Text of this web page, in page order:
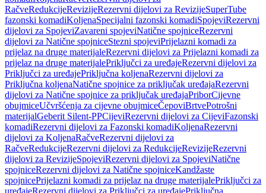
RačveRedukcijeRevizijeRezervni dijelovi za RevizijeSuperTube
fazonski komadiKoljenaSpecijalni fazonski komadiSpojeviRezervni
dijelovi za SpojeviZavareni spojeviNatične spojniceRezervni
dijelovi za Natične spojniceStezni spojeviPrijelazni komadi za
prijelaz na druge materijaleRezervni dijelovi za Prijelazni komadi za
prijelaz na druge materijalePriključci za uređajeRezervni dijelovi za
Priključci za uređajePriključna koljenaRezervni dijelovi za
Priključna koljenaNatične spojnice za priključak uređajaRezervni
dijelovi za Natične spojnice za priključak uređajaPriborCijevne
obujmiceUčvršćenja za cijevne obujmiceČepoviBrtvePotrošni
materijalGeberit Silent-PPCijeviRezervni dijelovi za CijeviFazonski
komadiRezervni dijelovi za Fazonski komadiKoljenaRezervni
dijelovi za KoljenaRačveRezervni dijelovi za
RačveRedukcijeRezervni dijelovi za RedukcijeRevizijeRezervni
dijelovi za RevizijeSpojeviRezervni dijelovi za SpojeviNatične
spojniceRezervni dijelovi za Natične spojniceKandžaste
spojnicePrijelazni komadi za prijelaz na druge materijalePriključci za
uređajeRezervni dijelovi za Priključci za uređajePriključna